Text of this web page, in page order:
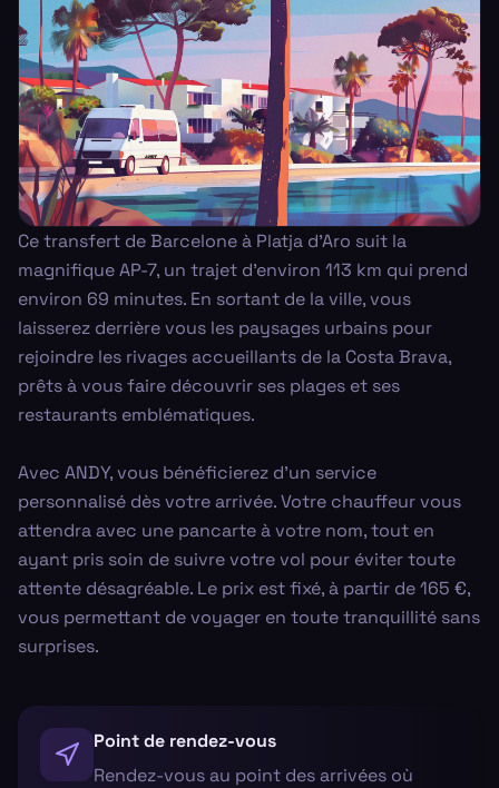
Ce transfert de Barcelone à Platja d'Aro suit la
magnifique AP-7, un trajet d'environ 113 km qui prend
environ 69 minutes. En sortant de la ville, vous
laisserez derrière vous les paysages urbains pour
rejoindre les rivages accueillants de la Costa Brava,
prêts à vous faire découvrir ses plages et ses
restaurants emblématiques.
Avec ANDY, vous bénéficierez d'un service
personnalisé dès votre arrivée. Votre chauffeur vous
attendra avec une pancarte à votre nom, tout en
ayant pris soin de suivre votre vol pour éviter toute
attente désagréable. Le prix est fixé, à partir de 165 €,
vous permettant de voyager en toute tranquillité sans
surprises.
Point de rendez-vous
Rendez-vous au point des arrivées où